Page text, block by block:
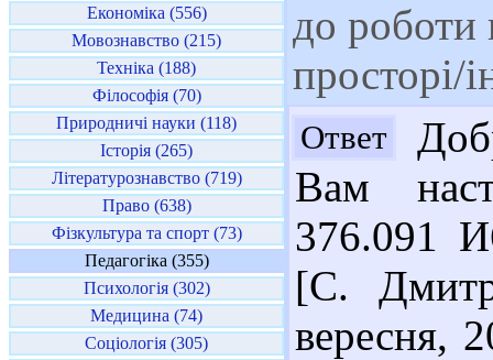
Економіка (556)
Мовознавство (215)
Техніка (188)
Філософія (70)
Природничі науки (118)
Історія (265)
Літературознавство (719)
Право (638)
Фізкультура та спорт (73)
Педагогіка (355)
Психологія (302)
Медицина (74)
Соціологія (305)
до роботи
просторі/
Ответ
Вам
376.091
[С.
вересня,